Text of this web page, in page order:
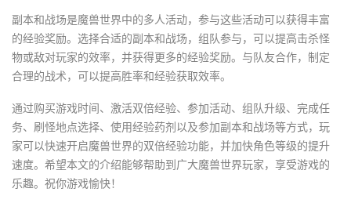
副本和战场是魔兽世界中的多人活动，参与这些活动可以获得丰富
的经验奖励。选择合适的副本和战场，组队参与，可以提高击杀怪
物或敌对玩家的效率，并获得更多的经验奖励。与队友合作，制定
合理的战术，可以提高胜率和经验获取效率。
通过购买游戏时间、激活双倍经验、参加活动、组队升级、完成任
务、刷怪地点选择、使用经验药剂以及参加副本和战场等方式，玩
家可以快速开启魔兽世界的双倍经验功能，并加快角色等级的提升
速度。希望本文的介绍能够帮助到广大魔兽世界玩家，享受游戏的
乐趣。祝你游戏愉快！